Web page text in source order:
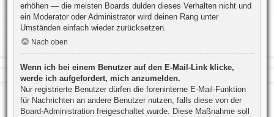
erhöhen — die meisten Boards dulden dieses Verhalten nicht und
ein Moderator oder Administrator wird deinen Rang unter
Umständen einfach wieder zurücksetzen.
Nach oben
Wenn ich bei einem Benutzer auf den E-Mail-Link klicke,
werde ich aufgefordert, mich anzumelden.
Nur registrierte Benutzer dürfen die foreninterne E-Mail-Funktion
für Nachrichten an andere Benutzer nutzen, falls diese von der
Board-Administration freigeschaltet wurde. Diese Maßnahme soll